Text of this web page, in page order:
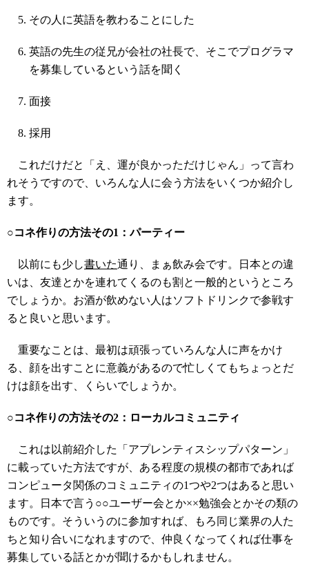
その人に英語を教わることにした
英語の先生の従兄が会社の社長で、そこでプログラマ
を募集しているという話を聞く
面接
採用
これだけだと「え、運が良かっただけじゃん」って言わ
れそうですので、いろんな人に会う方法をいくつか紹介し
ます。
○コネ作りの方法その1：パーティー
以前にも少し書いた通り、まぁ飲み会です。日本との違
いは、友達とかを連れてくるのも割と一般的というところ
でしょうか。お酒が飲めない人はソフトドリンクで参戦す
ると良いと思います。
重要なことは、最初は頑張っていろんな人に声をかけ
る、顔を出すことに意義があるので忙しくてもちょっとだ
けは顔を出す、くらいでしょうか。
○コネ作りの方法その2：ローカルコミュニティ
これは以前紹介した「アプレンティスシップパターン」
に載っていた方法ですが、ある程度の規模の都市であれば
コンピュータ関係のコミュニティの1つや2つはあると思い
ます。日本で言う○○ユーザー会とか××勉強会とかその類の
ものです。そういうのに参加すれば、もろ同じ業界の人た
ちと知り合いになれますので、仲良くなってくれば仕事を
募集している話とかが聞けるかもしれません。